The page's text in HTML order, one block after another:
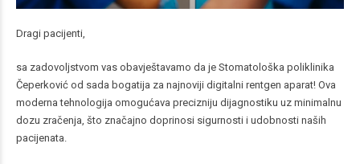
Dragi pacijenti,
sa zadovoljstvom vas obavještavamo da je Stomatološka poliklinika
Čeperković od sada bogatija za najnoviji digitalni rentgen aparat! Ova
moderna tehnologija omogućava precizniju dijagnostiku uz minimalnu
dozu zračenja, što značajno doprinosi sigurnosti i udobnosti naših
pacijenata.